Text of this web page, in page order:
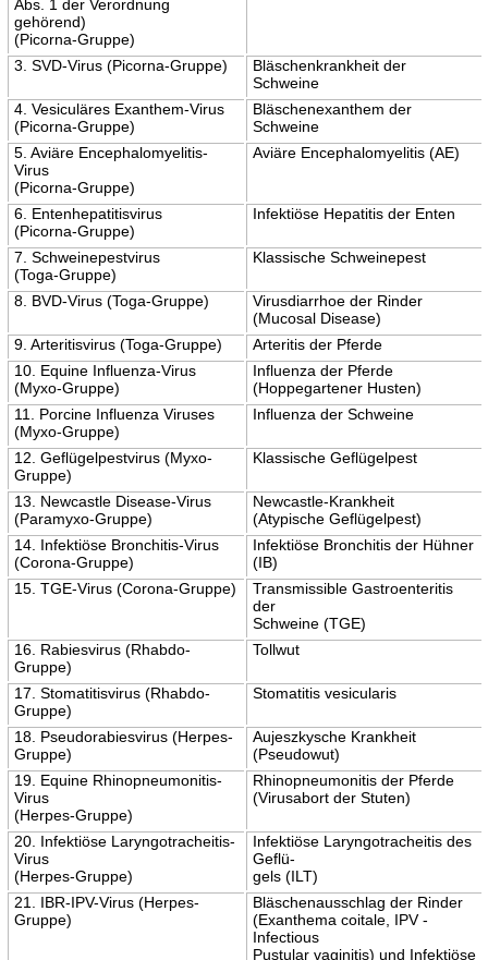
Abs. 1 der Verordnung
gehörend)
(Picorna-Gruppe)
3. SVD-Virus (Picorna-Gruppe)
Bläschenkrankheit der
Schweine
4. Vesiculäres Exanthem-Virus
(Picorna-Gruppe)
Bläschenexanthem der
Schweine
5. Aviäre Encephalomyelitis-
Virus
(Picorna-Gruppe)
Aviäre Encephalomyelitis (AE)
6. Entenhepatitisvirus
(Picorna-Gruppe)
Infektiöse Hepatitis der Enten
7. Schweinepestvirus
(Toga-Gruppe)
Klassische Schweinepest
8. BVD-Virus (Toga-Gruppe)
Virusdiarrhoe der Rinder
(Mucosal Disease)
9. Arteritisvirus (Toga-Gruppe)
Arteritis der Pferde
10. Equine Influenza-Virus
(Myxo-Gruppe)
Influenza der Pferde
(Hoppegartener Husten)
11. Porcine Influenza Viruses
(Myxo-Gruppe)
Influenza der Schweine
12. Geflügelpestvirus (Myxo-
Gruppe)
Klassische Geflügelpest
13. Newcastle Disease-Virus
(Paramyxo-Gruppe)
Newcastle-Krankheit
(Atypische Geflügelpest)
14. Infektiöse Bronchitis-Virus
(Corona-Gruppe)
Infektiöse Bronchitis der Hühner
(IB)
15. TGE-Virus (Corona-Gruppe)
Transmissible Gastroenteritis
der
Schweine (TGE)
16. Rabiesvirus (Rhabdo-
Gruppe)
Tollwut
17. Stomatitisvirus (Rhabdo-
Gruppe)
Stomatitis vesicularis
18. Pseudorabiesvirus (Herpes-
Gruppe)
Aujeszkysche Krankheit
(Pseudowut)
19. Equine Rhinopneumonitis-
Virus
(Herpes-Gruppe)
Rhinopneumonitis der Pferde
(Virusabort der Stuten)
20. Infektiöse Laryngotracheitis-
Virus
(Herpes-Gruppe)
Infektiöse Laryngotracheitis des
Geflü-
gels (ILT)
21. IBR-IPV-Virus (Herpes-
Gruppe)
Bläschenausschlag der Rinder
(Exanthema coitale, IPV -
Infectious
Pustular vaginitis) und Infektiöse